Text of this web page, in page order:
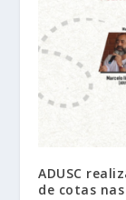
ADUSC
de cotas